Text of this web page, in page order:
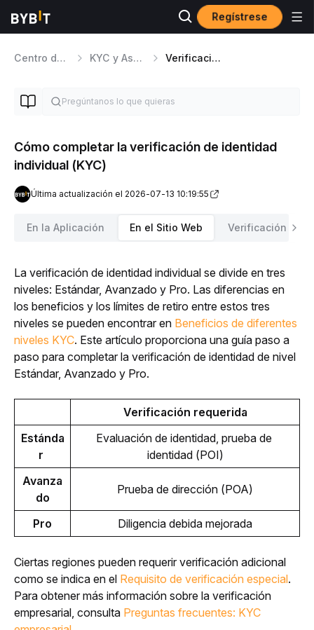
Regístrese
Centro de ayuda KYC y Asuntos de Seguridad Verificación de identidad
Cómo completar la verificación de identidad
individual (KYC)
Última actualización el 2026-07-13 10:19:55
En la Aplicación En el Sitio Web Verificación
La verificación de identidad individual se divide en tres
niveles: Estándar, Avanzado y Pro. Las diferencias en
los beneficios y los límites de retiro entre estos tres
niveles se pueden encontrar en Beneficios de diferentes
niveles KYC. Este artículo proporciona una guía paso a
paso para completar la verificación de identidad de nivel
Estándar, Avanzado y Pro.
Verificación requerida
Estánda
r
Evaluación de identidad, prueba de
identidad (POI)
Avanza
do
Prueba de dirección (POA)
Pro Diligencia debida mejorada
Ciertas regiones pueden requerir verificación adicional
como se indica en el Requisito de verificación especial.
Para obtener más información sobre la verificación
empresarial, consulta Preguntas frecuentes: KYC